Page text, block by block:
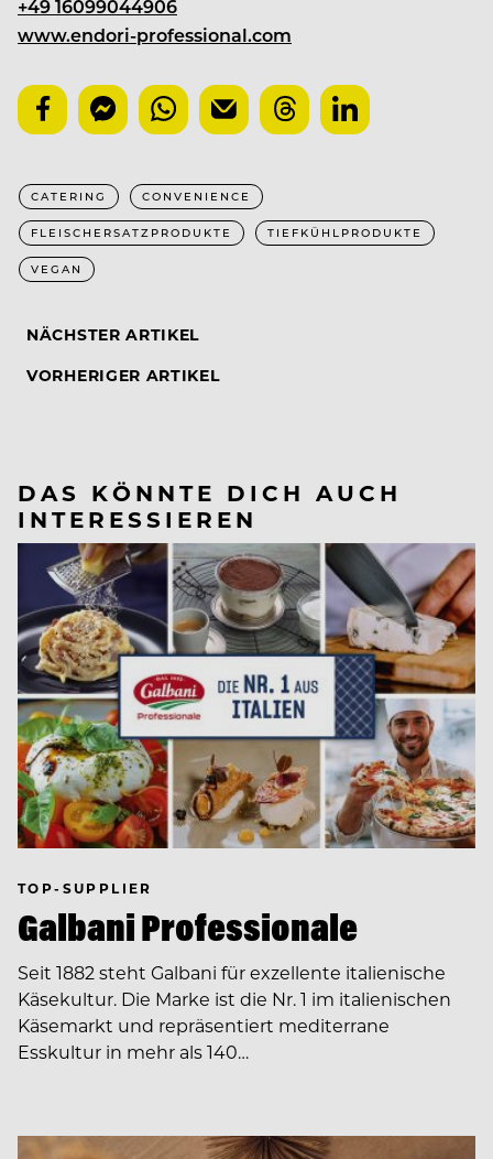
+49 16099044906
www.endori-professional.com
CATERING CONVENIENCE
FLEISCHERSATZPRODUKTE TIEFKÜHLPRODUKTE
VEGAN
NÄCHSTER ARTIKEL
VORHERIGER ARTIKEL
DAS KÖNNTE DICH AUCH
INTERESSIEREN
TOP-SUPPLIER
Galbani Professionale
Seit 1882 steht Galbani für exzellente italienische
Käsekultur. Die Marke ist die Nr. 1 im italienischen
Käsemarkt und repräsentiert mediterrane
Esskultur in mehr als 140…